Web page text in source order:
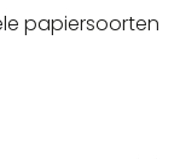
papiersoorten